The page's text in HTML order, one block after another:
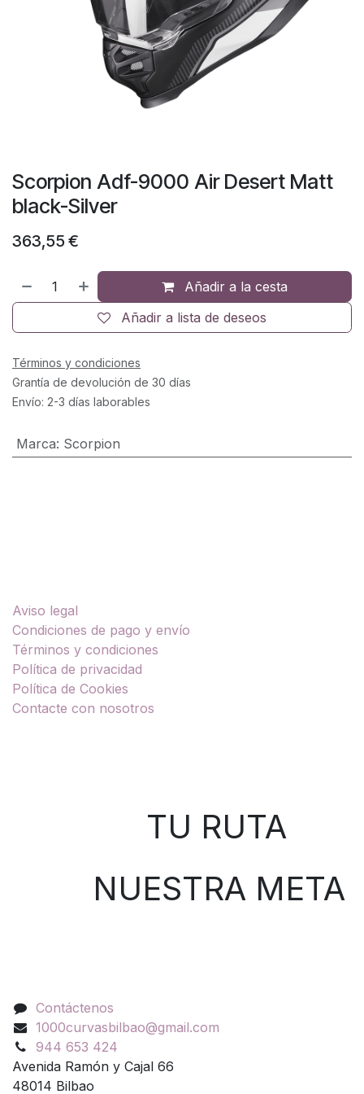
Scorpion Adf-9000 Air Desert Matt
black-Silver
363,55 €
Añadir a la cesta
Añadir a lista de deseos
Términos y condiciones
Grantía de devolución de 30 días
Envío: 2-3 días laborables
Marca: Scorpion
Aviso legal
Condiciones de pago y envío
Términos y condiciones
Política de privacidad
Política de Cookies
Contacte con nosotros
TU RUTA
NUESTRA META
Contáctenos
1000curvasbilbao@gmail.com
944 653 424
Avenida Ramón y Cajal 66
48014 Bilbao